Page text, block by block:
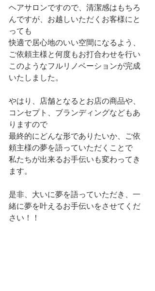
ヘアサロンですので、清潔感はもちろ
んですが、お越しいただくお客様にと
っても
快適で居心地のいい空間になるよう、
ご依頼主様と何度もお打合わせを行い
このようなフルリノベーションが完成
いたしました。
やはり、店舗となるとお店の商品や、
コンセプト、ブランディングなどもあ
りますので
最終的にどんな形でありたいか、ご依
頼主様の夢を語っていただくことで
私たちが出来るお手伝いも変わってき
ます。
是非、大いに夢を語っていただき、一
緒に夢を叶えるお手伝いをさせてくだ
さい！！